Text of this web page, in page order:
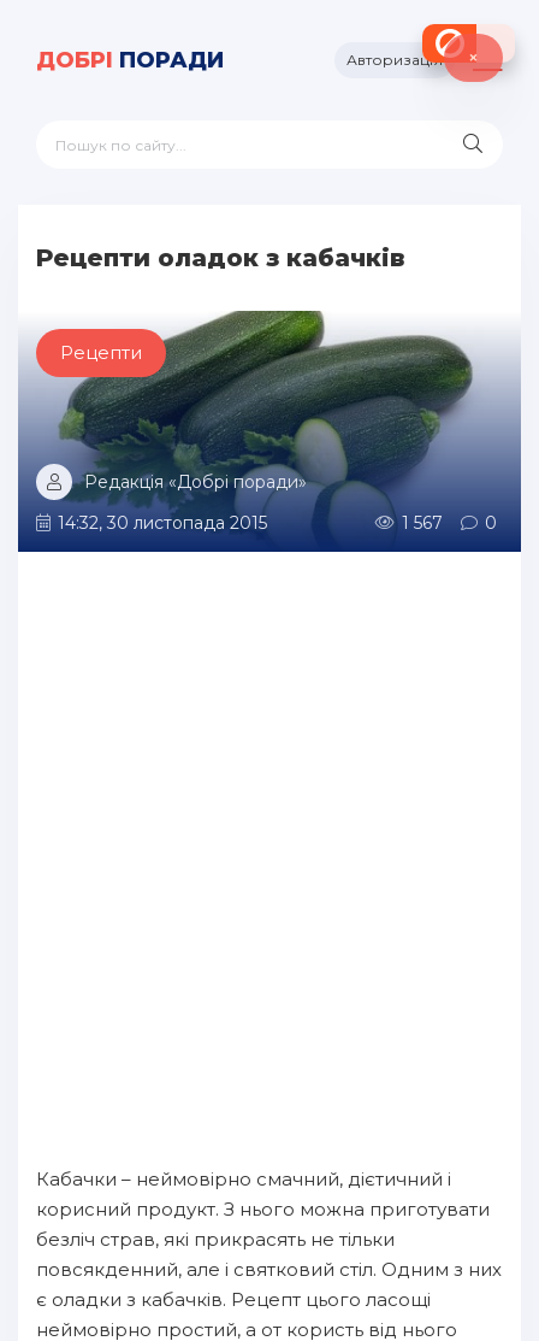
ДОБРІ ПОРАДИ Авторизація
Рецепти оладок з кабачків
Рецепти
Редакція «Добрі поради»
14:32, 30 листопада 2015
1 567 0
Кабачки – неймовірно смачний, дієтичний і
корисний продукт. З нього можна приготувати
безліч страв, які прикрасять не тільки
повсякденний, але і святковий стіл. Одним з них
є оладки з кабачків. Рецепт цього ласощі
неймовірно простий, а от користь від нього
×